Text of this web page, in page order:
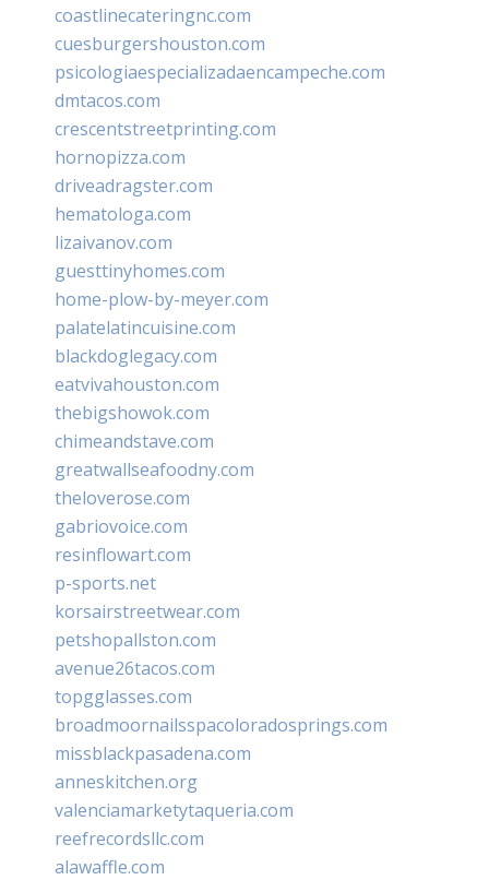
coastlinecateringnc.com
cuesburgershouston.com
psicologiaespecializadaencampeche.com
dmtacos.com
crescentstreetprinting.com
hornopizza.com
driveadragster.com
hematologa.com
lizaivanov.com
guesttinyhomes.com
home-plow-by-meyer.com
palatelatincuisine.com
blackdoglegacy.com
eatvivahouston.com
thebigshowok.com
chimeandstave.com
greatwallseafoodny.com
theloverose.com
gabriovoice.com
resinflowart.com
p-sports.net
korsairstreetwear.com
petshopallston.com
avenue26tacos.com
topgglasses.com
broadmoornailsspacoloradosprings.com
missblackpasadena.com
anneskitchen.org
valenciamarketytaqueria.com
reefrecordsllc.com
alawaffle.com